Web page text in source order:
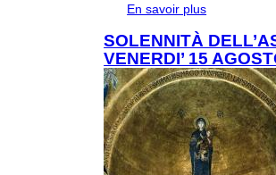
En savoir plus
SOLENNITÀ
VENERDI’ 15